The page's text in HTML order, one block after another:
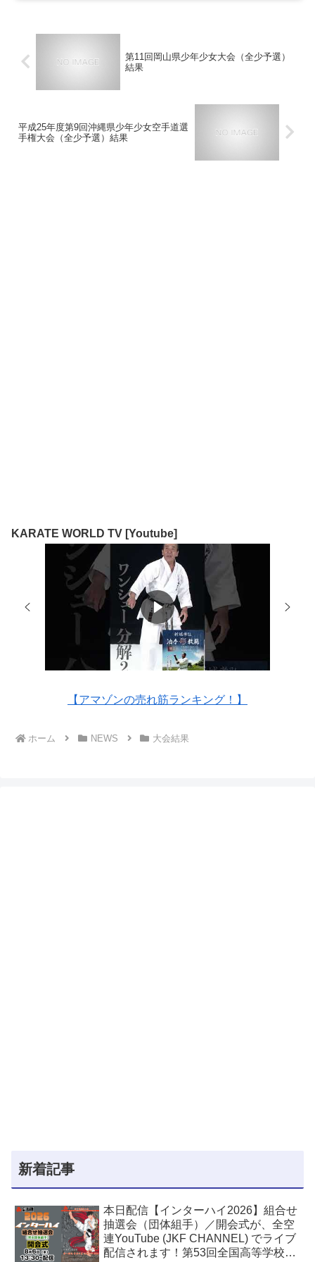
第11回岡山県少年少女大会（全少予選）
結果
平成25年度第9回沖縄県少年少女空手道選
手権大会（全少予選）結果
KARATE WORLD TV [Youtube]
【アマゾンの売れ筋ランキング！】
ホーム NEWS 大会結果
新着記事
本日配信【インターハイ2026】組合せ
抽選会（団体組手）／開会式が、全空
連YouTube (JKF CHANNEL) でライブ
配信されます！第53回全国高等学校空